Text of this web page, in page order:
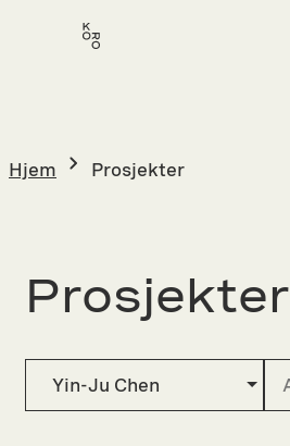
Hjem Prosjekter
Prosjekter
Yin-Ju Chen